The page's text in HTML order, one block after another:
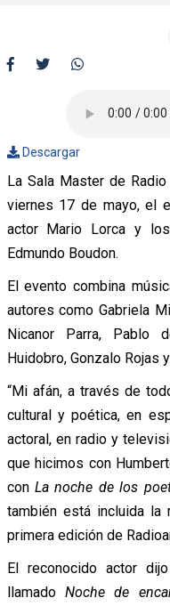
Descargar
La Sala Master de
viernes 17 de mayo, el
actor Mario Lorca y
Edmundo Boudon.
El evento combina
autores como Gabriela
Nicanor Parra, Pablo
Huidobro, Gonzalo Rojas
“Mi afán, a través de
cultural y poética, en
actoral, en radio y
que hicimos con
con La noche de los
también está incluida la
primera edición de
El reconocido actor
llamado Noche de